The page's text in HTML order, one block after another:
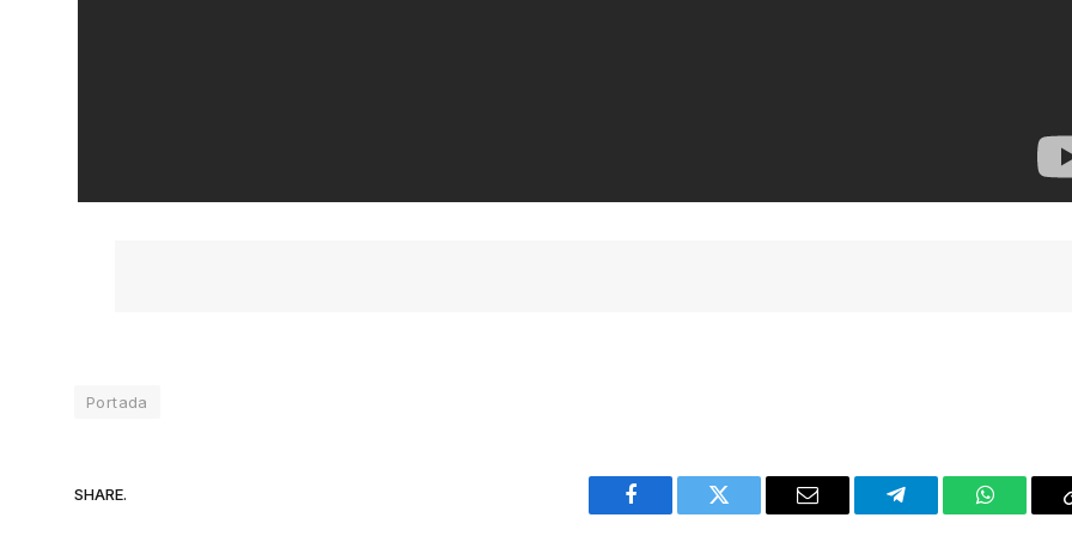
Portada
SHARE.
Facebook Twitter Email Telegram